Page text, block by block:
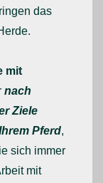
das
mit
nach
Ziele
Pferd,
sich immer
mit